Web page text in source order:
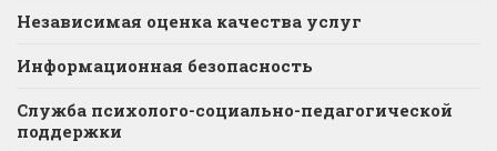
Независимая оценка качества услуг
Информационная безопасность
Служба психолого-социально-педагогической
поддержки